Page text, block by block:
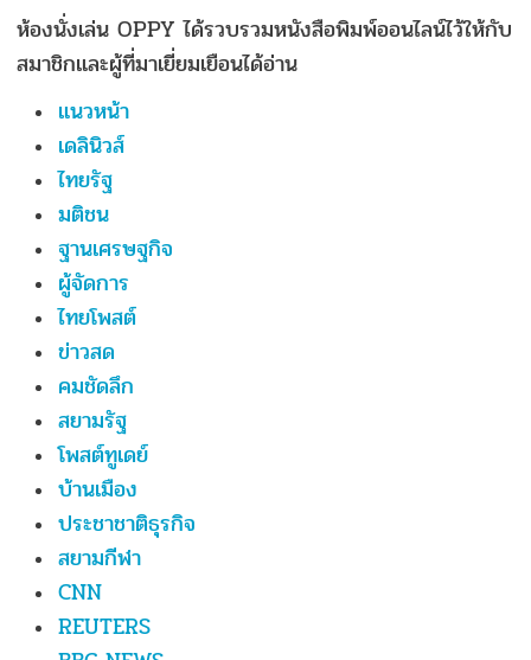
ห้องนั่งเล่น OPPY ได้รวบรวมหนังสือพิมพ์ออนไลน์ไว้ให้กับ
สมาชิกและผู้ที่มาเยี่ยมเยือนได้อ่าน
แนวหน้า
เดลินิวส์
ไทยรัฐ
มติชน
ฐานเศรษฐกิจ
ผู้จัดการ
ไทยโพสต์
ข่าวสด
คมชัดลึก
สยามรัฐ
โพสต์ทูเดย์
บ้านเมือง
ประชาชาติธุรกิจ
สยามกีฬา
CNN
REUTERS